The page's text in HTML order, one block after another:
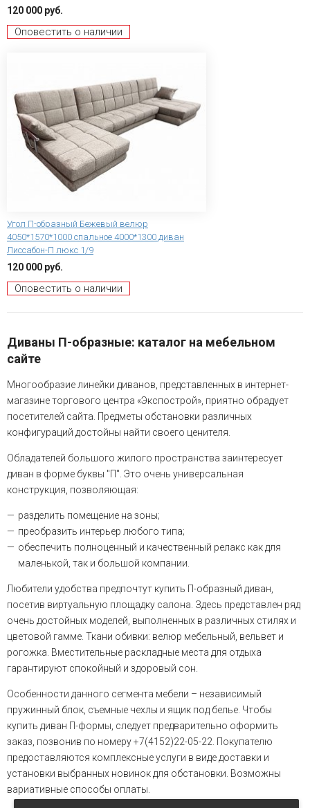
120 000 руб.
Оповестить о наличии
Угол П-образный Бежевый велюр
4050*1570*1000 спальное 4000*1300 диван
Лиссабон-П люкс 1/9
120 000 руб.
Оповестить о наличии
Диваны П-образные: каталог на мебельном
сайте
Многообразие линейки диванов, представленных в интернет-
магазине торгового центра «Экспострой», приятно обрадует
посетителей сайта. Предметы обстановки различных
конфигураций достойны найти своего ценителя.
Обладателей большого жилого пространства заинтересует
диван в форме буквы "П". Это очень универсальная
конструкция, позволяющая:
разделить помещение на зоны;
преобразить интерьер любого типа;
обеспечить полноценный и качественный релакс как для
маленькой, так и большой компании.
Любители удобства предпочтут купить П-образный диван,
посетив виртуальную площадку салона. Здесь представлен ряд
очень достойных моделей, выполненных в различных стилях и
цветовой гамме. Ткани обивки: велюр мебельный, вельвет и
рогожка. Вместительные раскладные места для отдыха
гарантируют спокойный и здоровый сон.
Особенности данного сегмента мебели – независимый
пружинный блок, съемные чехлы и ящик под белье. Чтобы
купить диван П-формы, следует предварительно оформить
заказ, позвонив по номеру +7(4152)22-05-22. Покупателю
предоставляются комплексные услуги в виде доставки и
установки выбранных новинок для обстановки. Возможны
вариативные способы оплаты.